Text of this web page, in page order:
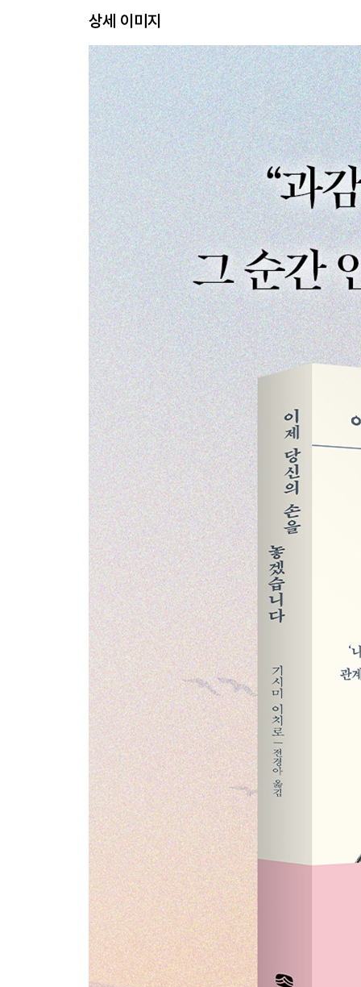
지배와 의존은 함께 다닌다 | 대면해야 일이 된다
제4장 주변 관계를 점검하는 법
나를 지배하려는 자는 누구인가 | 알아야 해결할
던져라 | ‘하는’ 쪽에 서는 사람 | 관용 없는 사람에
제5장 벗어나야 다시 시작할 수 있다
다른 관계를 모색하자 | 독립은 반항에서 시작
반발하라, 자신을 위하여
제6장 기꺼이 고독해질 것
지금 우리에게 필요한 것 | ‘나’로 존재하기 | 권
따른다 | 제대로 화내기 위하여
제7장 나 자신의 삶을 살려면
기대에 부응하지 않는다 | 자신에게만 관심 있는
위험 없는 인생은 없다 | 실패를 즐기는 방법 | 해
제8장 사랑이라 착각하는 관계
좋은 친구가 될 수 있다는 환상 | 관계에는 적절한
제9장 완전하게 이해하지 않아도 된다
의존하지 않으려면 | 스스로 깨닫고 스스로 해결
이해와 사랑의 역학 | 지배하려고 이해하는 것
누구나 변한다 | 타인을 이해하는 데 필요한 능력
제10장 먼저 인간이어야 한다
나는 너다 | 타인을 받아들여야 내 세계가 변한다 |
제11장 진정으로 사랑한다는 것
유일무이한 ‘너’와의 만남 | 사랑은 배타적이지
가치 있다고 생각하라
제12장 연결되고 싶은 사람과 연결된다
싫으면 끊어내고 만나고 싶으면 만나라 | 삶의 우
| 혼자 애쓰지 마라 | 도움을 청하는 것도 용기다 |
상세 이미지